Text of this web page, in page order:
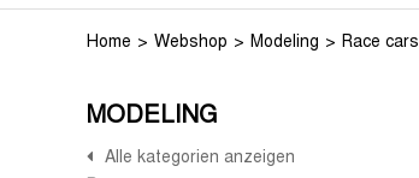
Home Webshop Modeling Race cars
MODELING
Alle kategorien anzeigen